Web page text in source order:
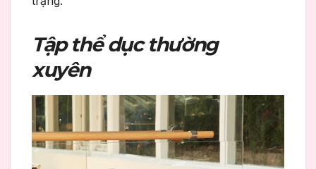
Tập thể dục thường
xuyên